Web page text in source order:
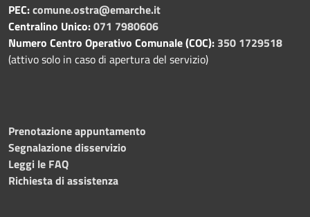
PEC:comune.ostra@emarche.it
Centralino Unico:071 7980606
Numero Centro Operativo Comunale (COC): 350 1729518
(attivo solo in caso di apertura del servizio)
Prenotazione appuntamento
Segnalazione disservizio
Leggi le FAQ
Richiesta di assistenza